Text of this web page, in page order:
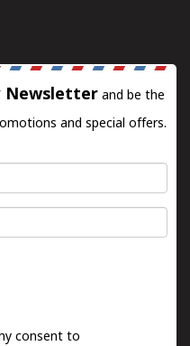
Newsletter and be the
and special offers.
consent to